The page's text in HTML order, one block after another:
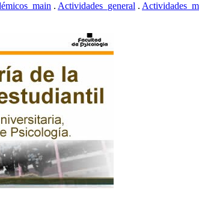
. Actividades_general .